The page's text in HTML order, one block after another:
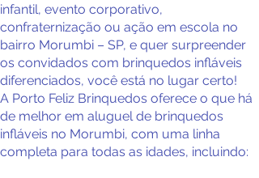
infantil, evento corporativo,
confraternização ou ação em escola no
bairro Morumbi – SP, e quer surpreender
os convidados com brinquedos infláveis
diferenciados, você está no lugar certo!
A Porto Feliz Brinquedos oferece o que há
de melhor em aluguel de brinquedos
infláveis no Morumbi, com uma linha
completa para todas as idades, incluindo: